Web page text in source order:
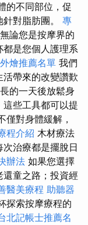
的不同部位，促
對脂肪團。 專
無論您是按摩界的
都是您個人護理系
外燴推薦名單 我們
帶來的改變讚歎
的一天後放鬆身
些工具都可以提
僅對身體緩解，
程介紹 木材療法
治療都是擺脫日
辦法 如果您選擇
童之路；投資經
醫美療程 助聽器
探索按摩療程的
北記帳士推薦名